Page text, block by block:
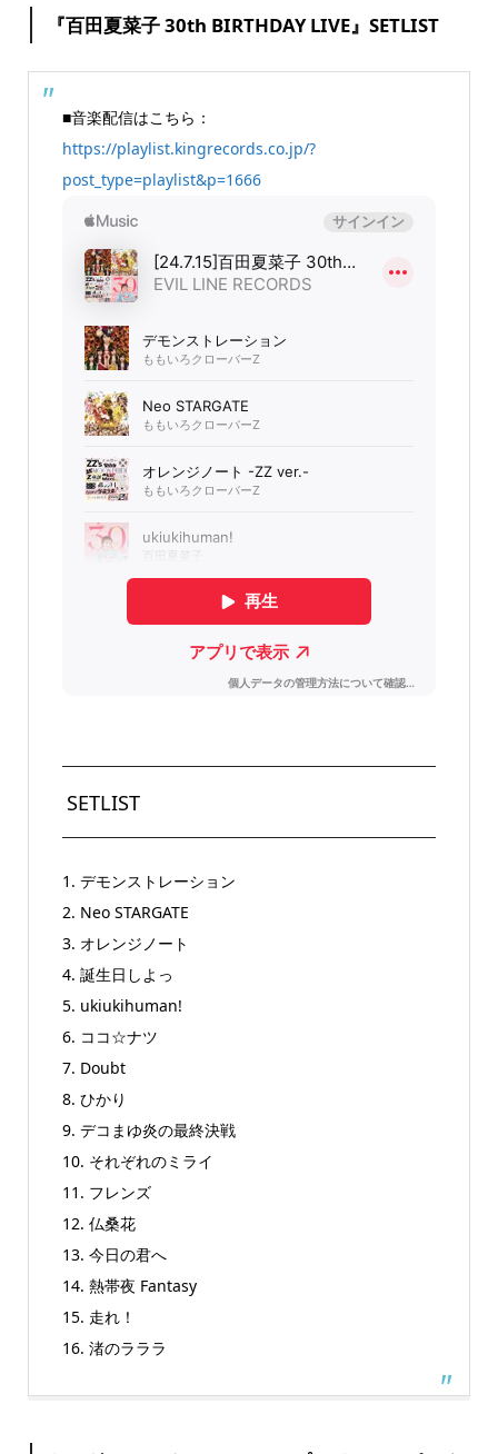
『百田夏菜子 30th BIRTHDAY LIVE』SETLIST
■音楽配信はこちら：
https://playlist.kingrecords.co.jp/?
post_type=playlist&p=1666
SETLIST
1. デモンストレーション
2. Neo STARGATE
3. オレンジノート
4. 誕生日しよっ
5. ukiukihuman!
6. ココ☆ナツ
7. Doubt
8. ひかり
9. デコまゆ炎の最終決戦
10. それぞれのミライ
11. フレンズ
12. 仏桑花
13. 今日の君へ
14. 熱帯夜 Fantasy
15. 走れ！
16. 渚のラララ